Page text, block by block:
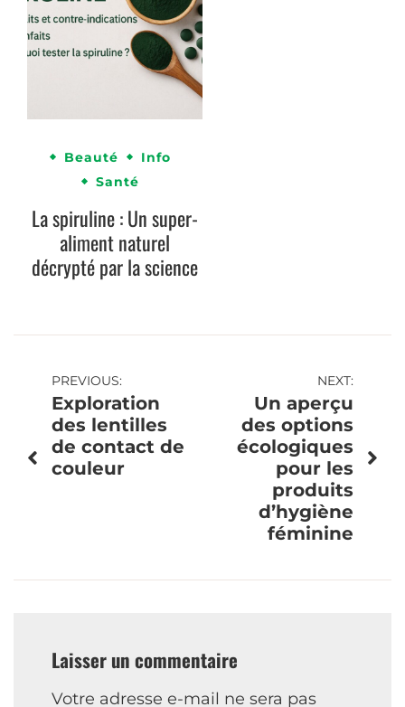
Beauté
Info
Santé
La spiruline : Un super-
aliment naturel
décrypté par la science
Navigation
l’article
PREVIOUS:
Exploration
des lentilles
de contact de
couleur
NEXT:
Un aperçu
des options
écologiques
pour les
produits
d’hygiène
féminine
Laisser un commentaire
Votre adresse e-mail ne sera pas